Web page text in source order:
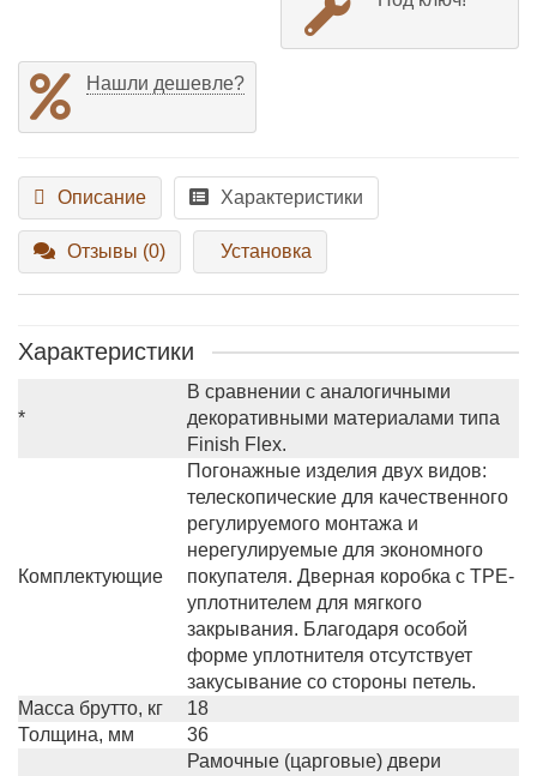
Нашли дешевле?
Описание Характеристики
Отзывы (0) Установка
Характеристики
*
В сравнении с аналогичными
декоративными материалами типа
Finish Flex.
Комплектующие
Погонажные изделия двух видов:
телескопические для качественного
регулируемого монтажа и
нерегулируемые для экономного
покупателя. Дверная коробка с TPE-
уплотнителем для мягкого
закрывания. Благодаря особой
форме уплотнителя отсутствует
закусывание со стороны петель.
Масса брутто, кг
18
Толщина, мм
36
Рамочные (царговые) двери